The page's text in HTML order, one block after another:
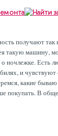
получают так
такую машину,
ночлежке. Есть
и
какие бываю
покупать. В